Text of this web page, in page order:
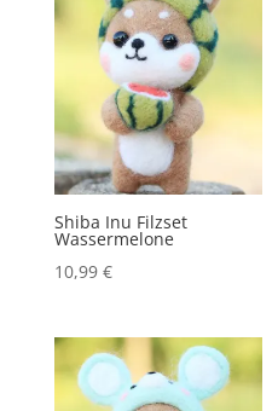
Shiba Inu Filzset
Wassermelone
10,99 €